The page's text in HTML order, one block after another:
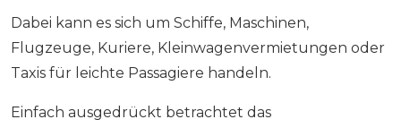
Dabei kann es sich um Schiffe, Maschinen,
Flugzeuge, Kuriere, Kleinwagenvermietungen oder
Taxis für leichte Passagiere handeln.
Einfach ausgedrückt betrachtet das